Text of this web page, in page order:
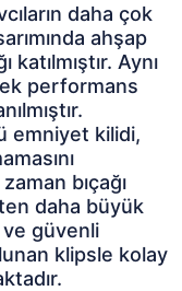
daha çok
ahşap
katılmıştır. Aynı
performans
emniyet kilidi,
bıçağı
daha büyük
ve güvenli
klipsle kolay